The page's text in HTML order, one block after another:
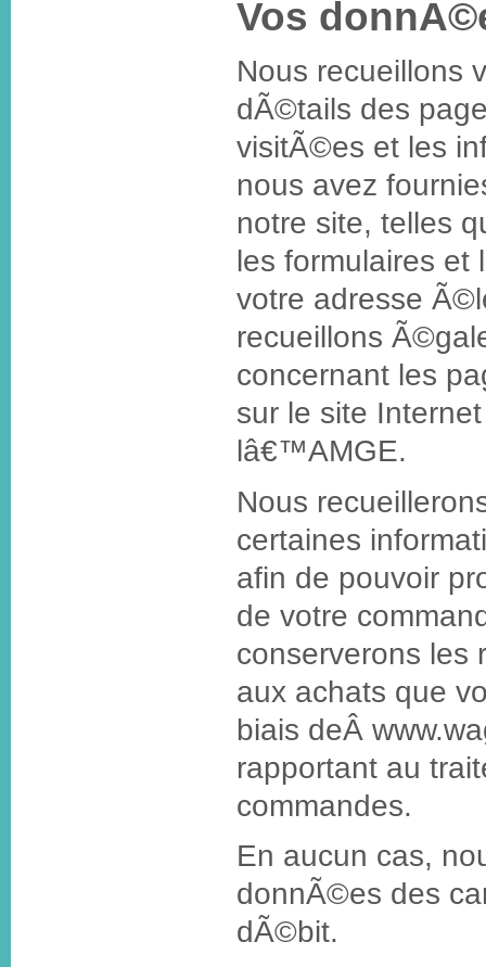
Vos
Nous recueillons
dÃ©tails des
visitÃ©es et les
nous avez
notre site, telles
les formulaires et
votre adresse
recueillons
concernant les
sur le site
lâ€™AMGE.
Nous
certaines
afin de pouvoir
de votre
conserverons les
aux achats que
biais deÂ
rapportant au
commandes.
En aucun cas,
donnÃ©es des
dÃ©bit.